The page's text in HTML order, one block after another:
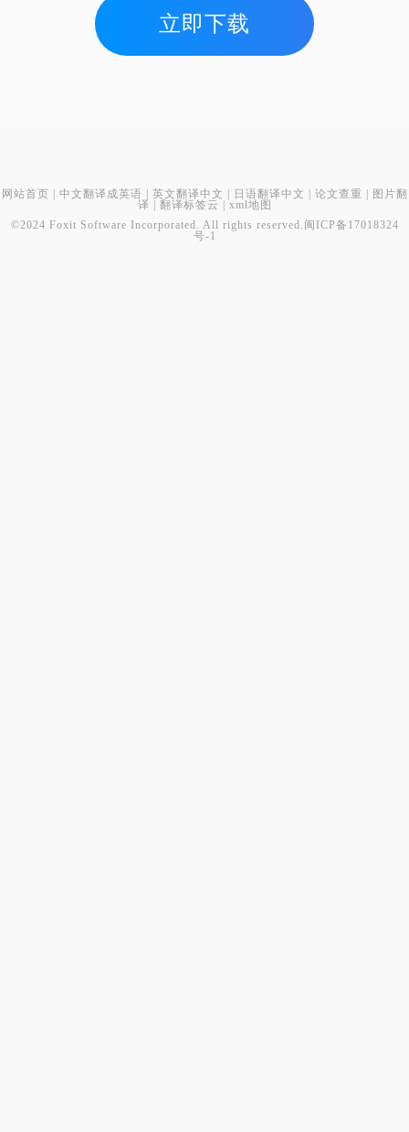
立即下载
网站首页 中文翻译成英语 英文翻译中文 日语翻译中文 论文查重
图片翻
译
翻译标签云
xml地图
©2024 Foxit Software Incorporated. All rights reserved. 闽ICP备17018324
号-1